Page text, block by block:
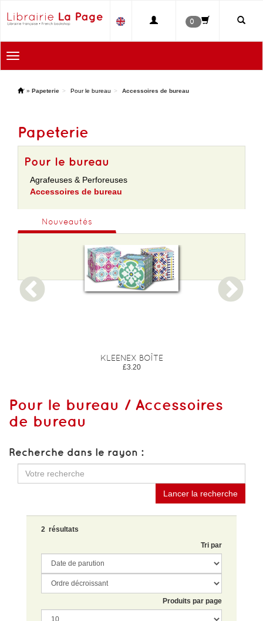
0
Toggle
navigation
' » Papeterie Pour le bureau Accessoires de bureau
Papeterie
Pour le bureau
Agrafeuses & Perforeuses
Accessoires de bureau
Nouveautés
KLEENEX BOÎTE
£3.20
Pour le bureau / Accessoires
de bureau
Recherche dans le rayon :
Lancer la recherche
2 résultats
Tri par
Produits par page